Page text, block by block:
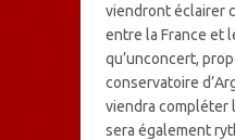
viendront éclairer
entre la France et
qu’unconcert,
conservatoire
viendra compléter
sera également